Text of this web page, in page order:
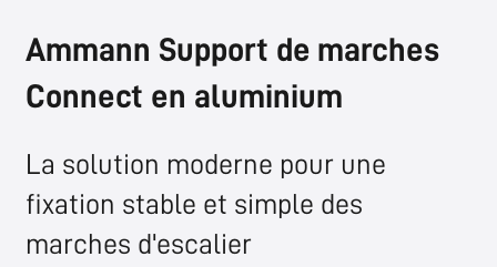
Ammann Support de marches
Connect en aluminium
La solution moderne pour une
fixation stable et simple des
marches d'escalier